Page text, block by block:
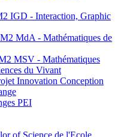
IGD - Interaction, Graphic
MdA - Mathématiques de
MSV - Mathématiques
du Vivant
Innovation Conception
PEI
of Science de l'Ecole